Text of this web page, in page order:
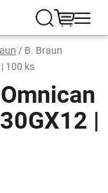
Hledat
/ B. Braun
100 ks
|